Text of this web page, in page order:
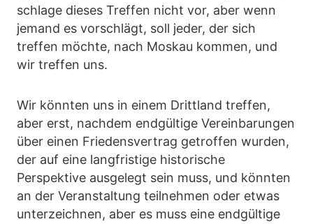
schlage dieses Treffen nicht vor, aber wenn
jemand es vorschlägt, soll jeder, der sich
treffen möchte, nach Moskau kommen, und
wir treffen uns.
Wir könnten uns in einem Drittland treffen,
aber erst, nachdem endgültige Vereinbarungen
über einen Friedensvertrag getroffen wurden,
der auf eine langfristige historische
Perspektive ausgelegt sein muss, und könnten
an der Veranstaltung teilnehmen oder etwas
unterzeichnen, aber es muss eine endgültige